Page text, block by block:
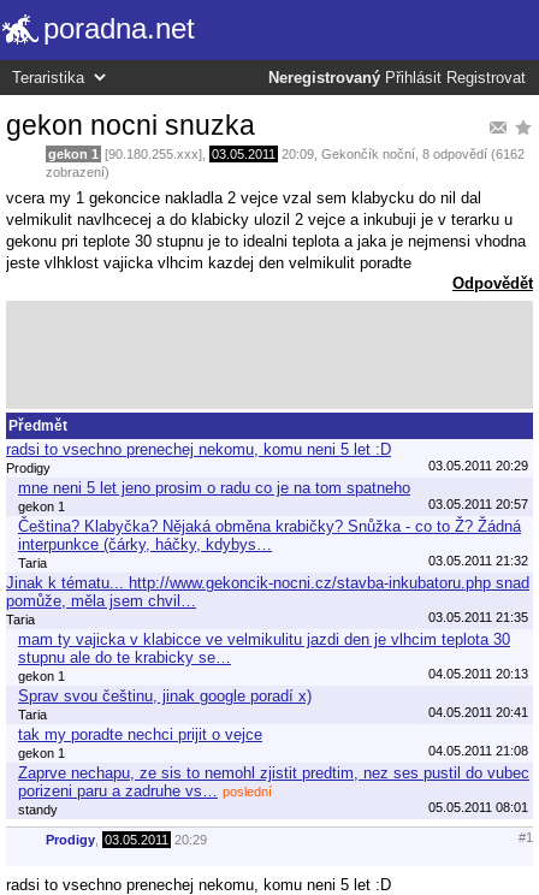
poradna.net
Neregistrovaný Přihlásit Registrovat
gekon nocni snuzka
gekon 1 [90.180.255.xxx], 03.05.2011 20:09 Gekončík noční , 8 odpovědí (6162
zobrazení)
vcera my 1 gekoncice nakladla 2 vejce vzal sem klabycku do nil dal
velmikulit navlhcecej a do klabicky ulozil 2 vejce a inkubuji je v terarku u
gekonu pri teplote 30 stupnu je to idealni teplota a jaka je nejmensi vhodna
jeste vlhklost vajicka vlhcim kazdej den velmikulit poradte
Odpovědět
Předmět
radsi to vsechno prenechej nekomu, komu neni 5 let :D
Prodigy 03.05.2011 20:29
mne neni 5 let jeno prosim o radu co je na tom spatneho
gekon 1 03.05.2011 20:57
Čeština? Klabyčka? Nějaká obměna krabičky? Snůžka - co to Ž? Žádná
interpunkce (čárky, háčky, kdybys…
Taria 03.05.2011 21:32
Jinak k tématu... http://www.gekoncik-nocni.cz/stavba-inkubatoru.php snad
pomůže, měla jsem chvil…
Taria 03.05.2011 21:35
mam ty vajicka v klabicce ve velmikulitu jazdi den je vlhcim teplota 30
stupnu ale do te krabicky se…
gekon 1 04.05.2011 20:13
Sprav svou češtinu, jinak google poradí x)
Taria 04.05.2011 20:41
tak my poradte nechci prijit o vejce
gekon 1 04.05.2011 21:08
Zaprve nechapu, ze sis to nemohl zjistit predtim, nez ses pustil do vubec
porizeni paru a zadruhe vs…
poslední
standy
05.05.2011 08:01
Prodigy 03.05.2011 20:29 #1
radsi to vsechno prenechej nekomu, komu neni 5 let :D